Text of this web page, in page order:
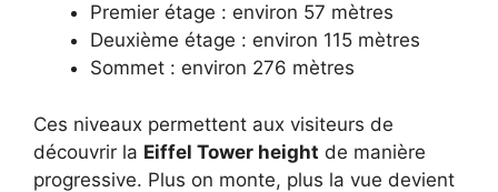
Premier étage : environ 57 mètres
Deuxième étage : environ 115 mètres
Sommet : environ 276 mètres
Ces niveaux permettent aux visiteurs de
découvrir la Eiffel Tower height de manière
progressive. Plus on monte, plus la vue devient